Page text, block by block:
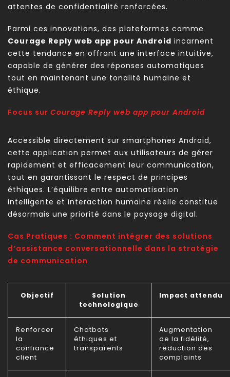
attentes de confidentialité renforcées.
Parmi ces innovations, des plateformes comme
Courage Reply web app pour Android incarnent
cette tendance en offrant une interface intuitive,
capable de générer des réponses automatiques
tout en maintenant une tonalité humaine et
éthique.
Focus sur Courage Reply web app pour Android
Accessible directement sur smartphones Android,
cette application permet aux utilisateurs de gérer
rapidement et efficacement leur communication,
tout en garantissant le respect de principes
éthiques. L’équilibre entre automatisation
intelligente et interaction humaine réelle constitue
désormais une priorité dans le paysage digital.
Cas Pratiques : Comment intégrer des solutions
d’assistance conversationnelle dans la stratégie
de communication
Objectif
Solution
technologique
Impact attendu
Renforcer
la
confiance
client
Chatbots
éthiques et
transparents
Augmentation
de la fidélité,
réduction des
complaints